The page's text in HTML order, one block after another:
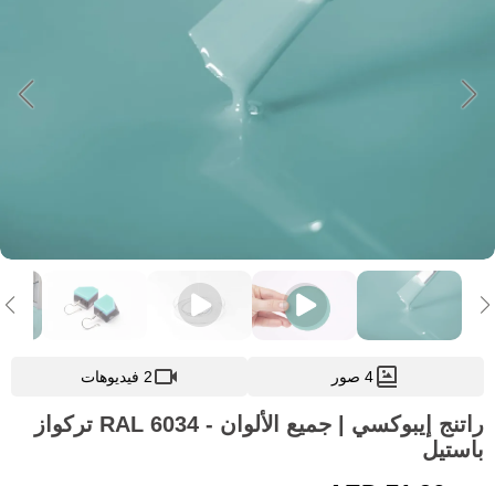
4 صور 2 فيديوهات
راتنج إيبوكسي | جميع الألوان - RAL 6034 تركواز
باستيل